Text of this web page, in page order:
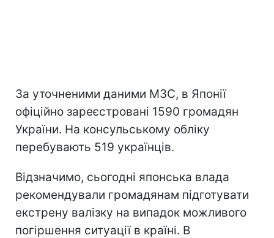
За уточненими даними МЗС, в Японії
офіційно зареєстровані 1590 громадян
України. На консульському обліку
перебувають 519 українців.
Відзначимо, сьогодні японська влада
рекомендували громадянам підготувати
екстрену валізку на випадок можливого
погіршення ситуації в країні. В